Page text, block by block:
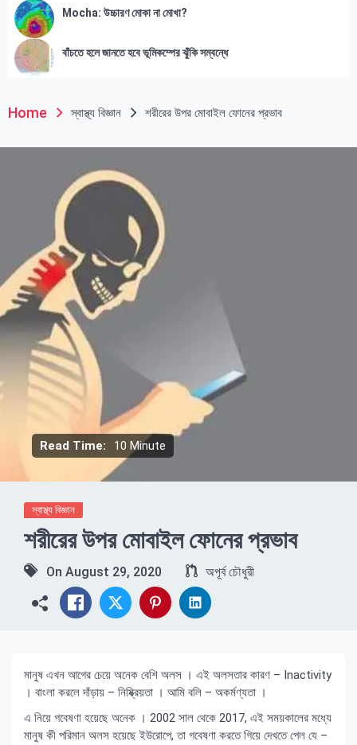
Mocha: উচ্চারণ মোকা না মোখা?
বাঁচতে হলে জানতে হবে ভূমিকম্পের ঝুঁকি সম্বন্ধে
Home স্বাস্থ্য বিজ্ঞান শরীরের উপর মোবাইল ফোনের প্রভাব
Read Time: 10 Minute
স্বাস্থ্য বিজ্ঞান
শরীরের উপর মোবাইল ফোনের প্রভাব
On August 29, 2020 অপূর্ব চৌধুরী
মানুষ এখন আগের চেয়ে অনেক বেশি অলস । এই অলসতার কারণ – Inactivity
। বাংলা করলে দাঁড়ায় – নিষ্ক্রিয়তা । আমি বলি – অকর্মণ্যতা ।
এ নিয়ে গবেষণা হয়েছে অনেক । 2002 সাল থেকে 2017, এই সময়কালের মধ্যে
মানুষ কী পরিমান অলস হয়েছে ইউরোপে, তা গবেষণা করতে গিয়ে দেখতে পেল যে –